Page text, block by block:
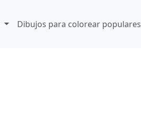
Dibujos para colorear populares